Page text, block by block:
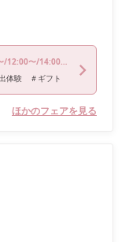
〜/14:00〜/16:00〜
体験 ＃ギフト
ほかのフェアを見る